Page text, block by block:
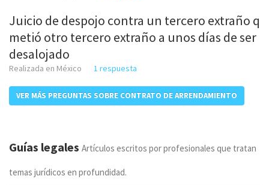
Juicio de despojo contra un tercero extraño q
metió otro tercero extraño a unos días de ser
desalojado
Realizada en México 1 respuesta
VER MÁS PREGUNTAS SOBRE CONTRATO DE ARRENDAMIENTO
Guías legales Artículos escritos por profesionales que tratan
temas jurídicos en profundidad.